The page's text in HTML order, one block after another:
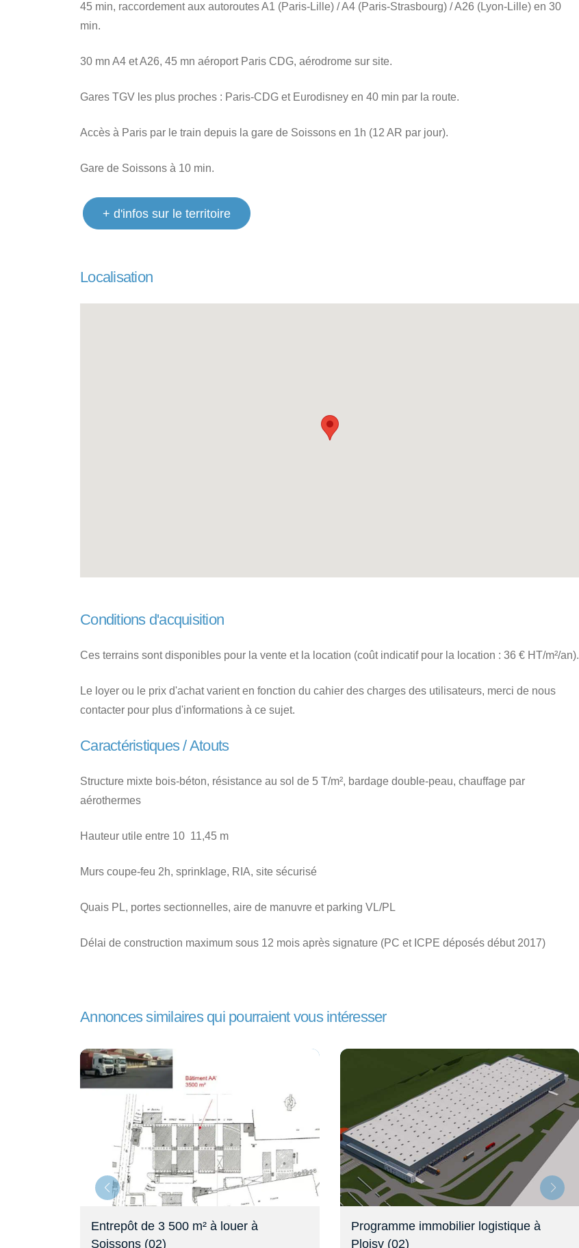
45 min, raccordement aux autoroutes A1 (Paris-Lille) / A4 (Paris-Strasbourg) / A26 (Lyon-Lille) en 30
min.
30 mn A4 et A26, 45 mn aéroport Paris CDG, aérodrome sur site.
Gares TGV les plus proches : Paris-CDG et Eurodisney en 40 min par la route.
Accès à Paris par le train depuis la gare de Soissons en 1h (12 AR par jour).
Gare de Soissons à 10 min.
+ d'infos sur le territoire
Localisation
Conditions d'acquisition
Ces terrains sont disponibles pour la vente et la location (coût indicatif pour la location : 36 € HT/m²/an).
Le loyer ou le prix d'achat varient en fonction du cahier des charges des utilisateurs, merci de nous
contacter pour plus d'informations à ce sujet.
Caractéristiques / Atouts
Structure mixte bois-béton, résistance au sol de 5 T/m², bardage double-peau, chauffage par
aérothermes
Hauteur utile entre 10  11,45 m
Murs coupe-feu 2h, sprinklage, RIA, site sécurisé
Quais PL, portes sectionnelles, aire de manuvre et parking VL/PL
Délai de construction maximum sous 12 mois après signature (PC et ICPE déposés début 2017)
Annonces similaires qui pourraient vous intéresser
Programme immobilier logistique à
Ploisy (02)
Entrepôt de 200m² à vendre à Soissons
(02)